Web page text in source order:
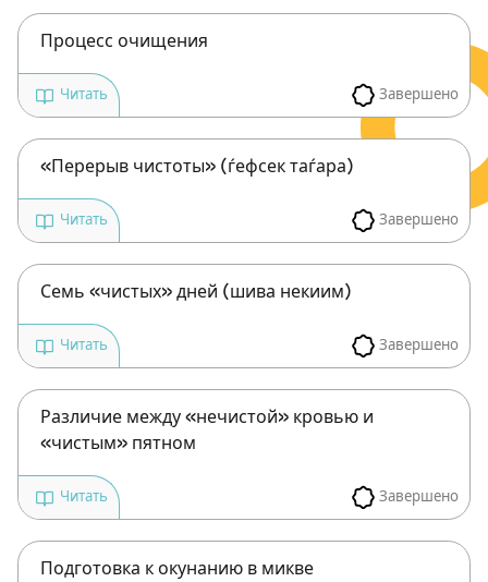
Процесс очищения
Завершено
Читать
«Перерыв чистоты» (ѓефсек таѓара)
Завершено
Читать
Семь «чистых» дней (шива некиим)
Завершено
Читать
Различие между «нечистой» кровью и
«чистым» пятном
Завершено
Читать
Подготовка к окунанию в микве
Зарегистрироваться
на сайте
Чтобы делать пометки на сайте,
необходимо зарегистрироваться.
Подписаться Войти